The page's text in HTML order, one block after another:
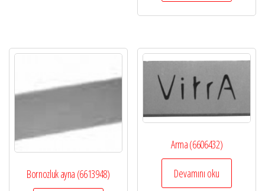
Bornozluk ayna (6613948)
Arma (6606432)
Devamını oku